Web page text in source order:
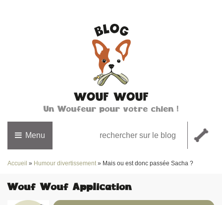
Un Woufeur pour votre chien !
Menu
Accueil » Humour divertissement » Mais ou est donc passée Sacha ?
Wouf Wouf Application